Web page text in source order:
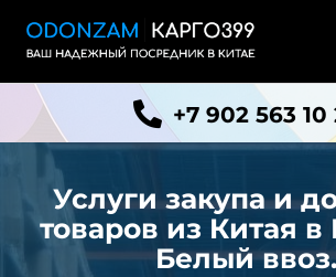
+7 902 563 10
Услуги закупа и
товаров из Китая
Белый